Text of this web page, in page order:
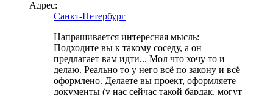
Адрес:
Санкт-Петербург
Напрашивается интересная мысль:
Подходите вы к такому соседу, а он
предлагает вам идти... Мол что хочу то и
делаю. Реально то у него всё по закону и всё
оформлено. Делаете вы проект, оформляете
документы (у нас сейчас такой бардак, могут